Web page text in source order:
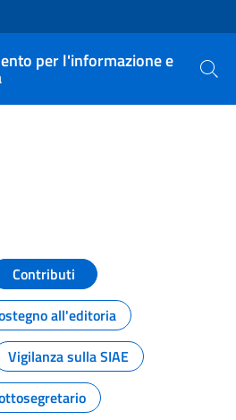
per l'informazione e
Cerca
della pagina
Contributi
all'editoria
Vigilanza sulla SIAE